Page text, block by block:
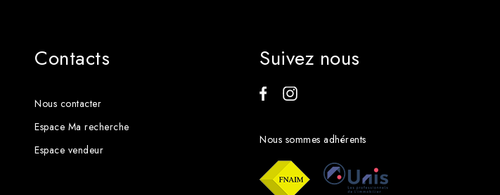
Contacts
Nous contacter
Espace Ma recherche
Espace vendeur
Suivez nous
Nous sommes adhérents